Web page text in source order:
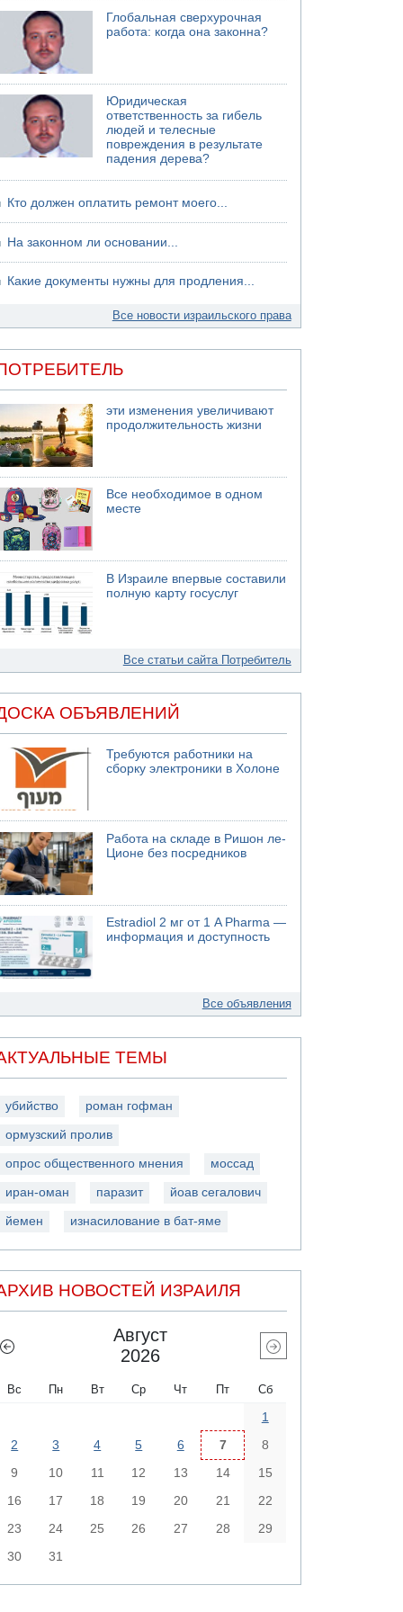
Глобальная сверхурочная
работа: когда она законна?
Юридическая
ответственность за гибель
людей и телесные
повреждения в результате
падения дерева?
Кто должен оплатить ремонт моего...
На законном ли основании...
Какие документы нужны для продления...
Все новости израильского права
эти изменения увеличивают
продолжительность жизни
Все необходимое в одном
месте
В Израиле впервые составили
полную карту госуслуг
Все статьи сайта Потребитель
ОБЪЯВЛЕНИЙ
Требуются работники на
сборку электроники в Холоне
Работа на складе в Ришон ле-
Ционе без посредников
Estradiol 2 мг от 1 A Pharma —
информация и доступность
Все объявления
ТЕМЫ
убийство роман гофман
ормузский пролив
опрос общественного мнения моссад
иран-оман паразит йоав сегалович
йемен изнасилование в бат-яме
НОВОСТЕЙ ИЗРАИЛЯ
Август
2026
Вс Пн Вт Ср Чт Пт Сб
1
2
3 4 5 6 7
8
9
10 11 12 13 14
15
16
17 18 19 20 21
22
23
24 25 26 27 28
29
30
31